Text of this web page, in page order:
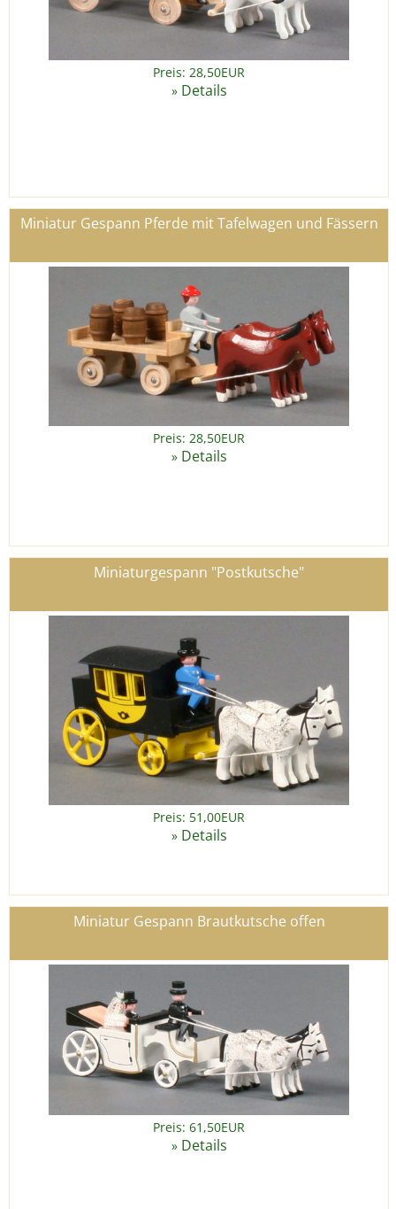
Preis: 28,50EUR
» Details
Miniatur Gespann Pferde mit Tafelwagen und Fässern
Preis: 28,50EUR
» Details
Miniaturgespann "Postkutsche"
Preis: 51,00EUR
» Details
Miniatur Gespann Brautkutsche offen
Preis: 61,50EUR
» Details